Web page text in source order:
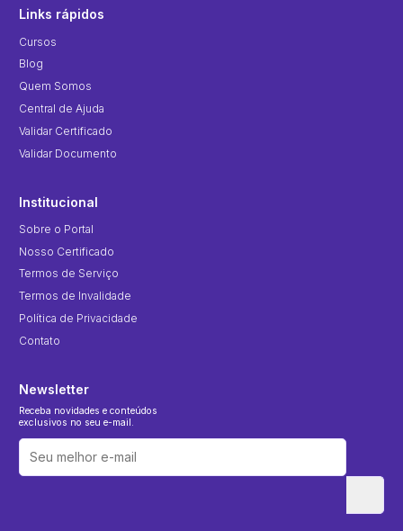
Links rápidos
Cursos
Blog
Quem Somos
Central de Ajuda
Validar Certificado
Validar Documento
Institucional
Sobre o Portal
Nosso Certificado
Termos de Serviço
Termos de Invalidade
Política de Privacidade
Contato
Newsletter
Receba novidades e conteúdos
exclusivos no seu e-mail.